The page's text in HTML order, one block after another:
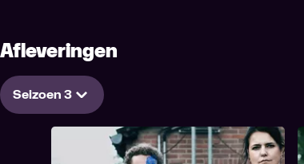
Afleveringen
Seizoen 3